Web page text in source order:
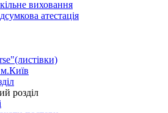
виховання
атестація
розділ